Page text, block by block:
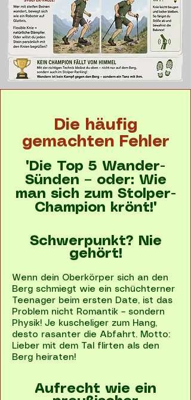
Die häufig
gemachten Fehler
"Die Top 5 Wander-
Sünden – oder: Wie
man sich zum Stolper-
Champion krönt!"
Schwerpunkt? Nie
gehört!
Wenn dein Oberkörper sich an den
Berg schmiegt wie ein schüchterner
Teenager beim ersten Date, ist das
Problem nicht Romantik – sondern
Physik! Je kuscheliger zum Hang,
desto rasanter die Abfahrt. Motto:
Lieber mit dem Tal flirten als den
Berg heiraten!
Aufrecht wie ein